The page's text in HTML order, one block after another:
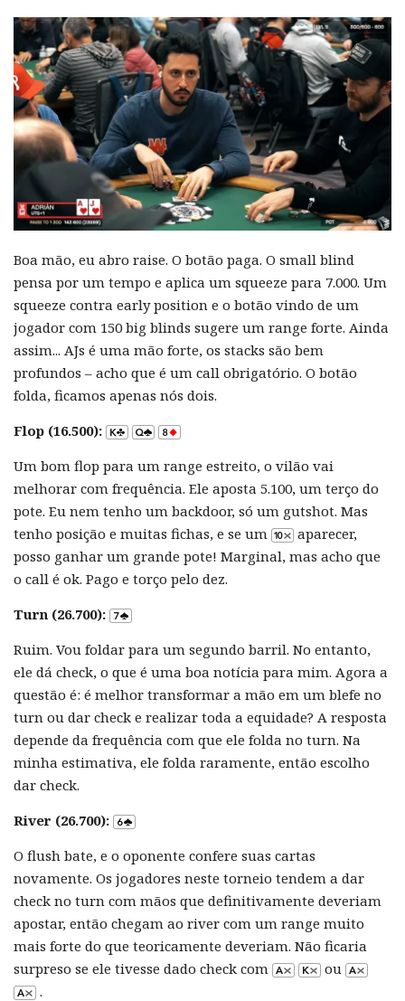
Boa mão, eu abro raise. O botão paga. O small blind
pensa por um tempo e aplica um squeeze para 7.000. Um
squeeze contra early position e o botão vindo de um
jogador com 150 big blinds sugere um range forte. Ainda
assim... AJs é uma mão forte, os stacks são bem
profundos – acho que é um call obrigatório. O botão
folda, ficamos apenas nós dois.
Flop (16.500):
Um bom flop para um range estreito, o vilão vai
melhorar com frequência. Ele aposta 5.100, um terço do
pote. Eu nem tenho um backdoor, só um gutshot. Mas
tenho posição e muitas fichas, e se um
aparecer,
posso ganhar um grande pote! Marginal, mas acho que
o call é ok. Pago e torço pelo dez.
Turn (26.700):
Ruim. Vou foldar para um segundo barril. No entanto,
ele dá check, o que é uma boa notícia para mim. Agora a
questão é: é melhor transformar a mão em um blefe no
turn ou dar check e realizar toda a equidade? A resposta
depende da frequência com que ele folda no turn. Na
minha estimativa, ele folda raramente, então escolho
dar check.
River (26.700):
O flush bate, e o oponente confere suas cartas
novamente. Os jogadores neste torneio tendem a dar
check no turn com mãos que definitivamente deveriam
apostar, então chegam ao river com um range muito
mais forte do que teoricamente deveriam. Não ficaria
surpreso se ele tivesse dado check com
ou
.